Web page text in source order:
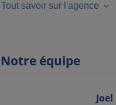
Tout savoir sur l'agence
Notre équipe
Joel